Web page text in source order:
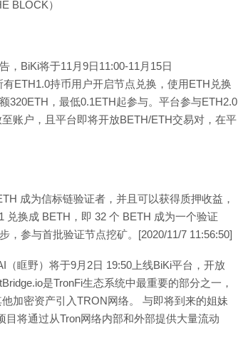
BLOCK）
，BiKi将于11月9日11:00-11月15日
ETH1.0持币用户开启节点兑换，使用ETH兑换
320ETH，最低0.1ETH起参与。平台参与ETH2.0
账户，且平台即将开放BETH/ETH交易对，在平
成为信标链验证者，并且可以获得质押收益，
兑换成 BETH，即 32 个 BETH 成为一个验证
，参与首批验证节点挖矿。[2020/11/7 11:56:50]
眶野）将于9月2日 19:50上线BiKi平台，开放
是TronFi生态系统中最重要的部分之一，
加密资产引入TRON网络。 与即将到来的姐妹
将通过从Tron网络内部和外部提供大量流动